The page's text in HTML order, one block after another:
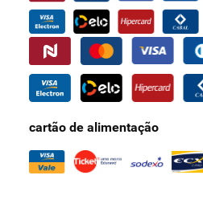
cartão de alimentação